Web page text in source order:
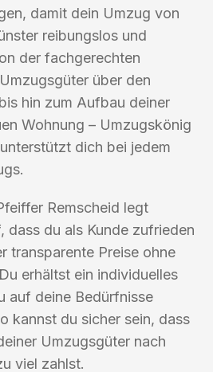
damit dein Umzug von
reibungslos und
der fachgerechten
über den
hin zum Aufbau deiner
Wohnung – Umzugskönig
dich bei jedem
Remscheid legt
dass du als Kunde zufrieden
transparente Preise ohne
erhältst ein individuelles
auf deine Bedürfnisse
kannst du sicher sein, dass
Umzugsgüter nach
viel zahlst.